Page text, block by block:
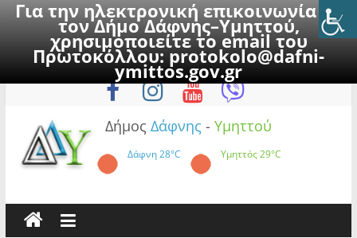
Για την ηλεκτρονική επικοινωνία με
τον Δήμο Δάφνης–Υμηττού,
χρησιμοποιείτε το email του
Πρωτοκόλλου:protokolo@dafni-
ymittos.gov.gr
to
Παρασκευή, 7 Αυγούστου 2026
Δήμος Δάφνης - Υμηττού
Δάφνη28°C Υμηττός29°C